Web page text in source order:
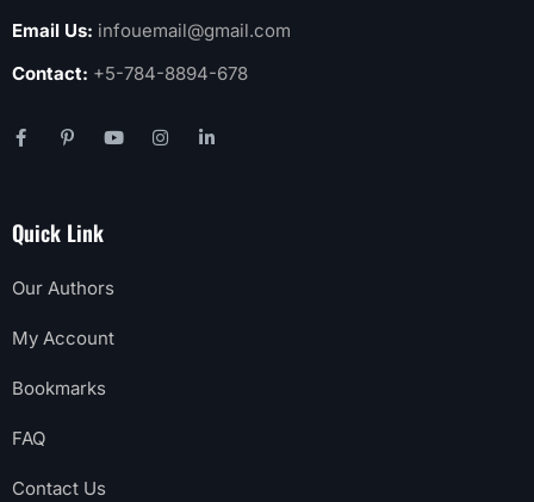
Email Us: infouemail@gmail.com
Contact: +5-784-8894-678
Quick Link
Our Authors
My Account
Bookmarks
FAQ
Contact Us